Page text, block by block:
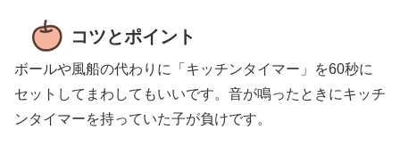
コツとポイント
ボールや風船の代わりに「キッチンタイマー」を60秒に
セットしてまわしてもいいです。音が鳴ったときにキッチ
ンタイマーを持っていた子が負けです。